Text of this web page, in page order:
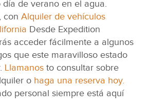
de verano en el agua.
con Alquiler de vehículos
Desde Expedition
acceder fácilmente a algunos
que este maravilloso estado
Llamanos to consultar sobre
o haga una reserva hoy.
personal siempre está aquí